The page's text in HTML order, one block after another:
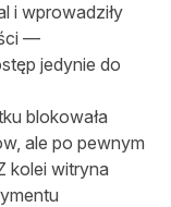
i wprowadziły
—
jedynie do
blokowała
ale po pewnym
kolei witryna